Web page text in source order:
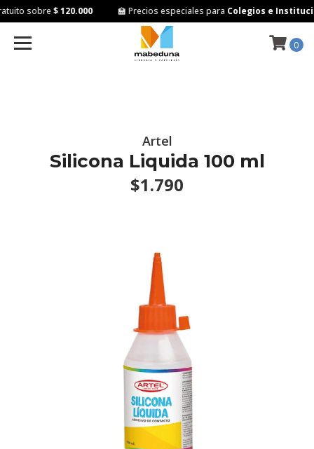
sobre$ 120.000 🏫 Precios especiales paraColegios e
0
Artel
Silicona Liquida 100 ml
$1.790